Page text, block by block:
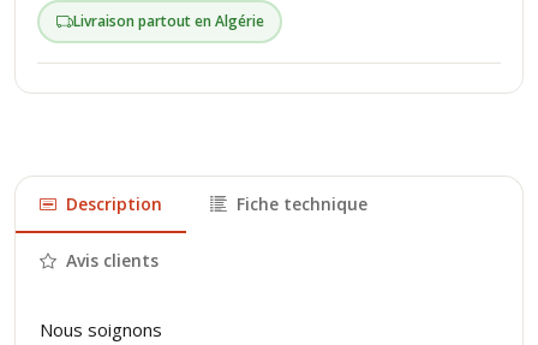
Livraison partout en Algérie
Description Fiche technique
Avis clients
Nous soignons